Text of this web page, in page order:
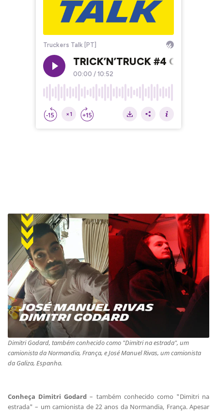
Dimitri Godard, também conhecido como "Dimitri na estrada", um
camionista da Normandia, França, e José Manuel Rivas, um camionista
da Galiza, Espanha.
Conheça Dimitri Godard – também conhecido como "Dimitri na
estrada" – um camionista de 22 anos da Normandia, França. Apesar